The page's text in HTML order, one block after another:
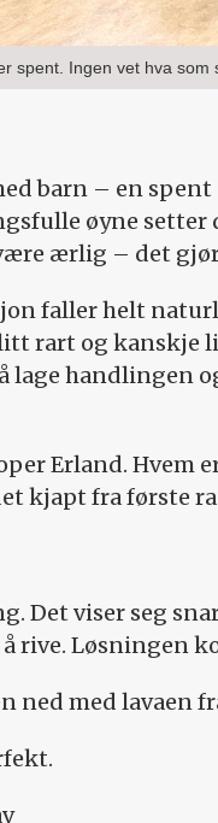
spent. Ingen vet hva som
barn – en
øyne setter
ærlig – det
faller helt
rart og
lage handlingen
Erland. Hvem
kjapt fra første
Det viser seg
rive. Løsningen
ned med lavaen